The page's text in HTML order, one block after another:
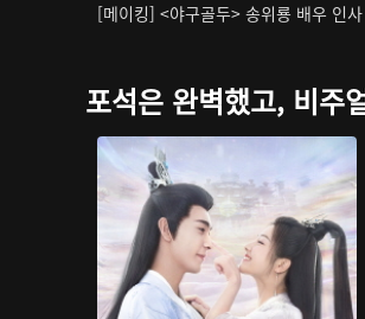
[메이킹] <야구골두> 송위룡 배우 인사
포석은 완벽했고, 비주